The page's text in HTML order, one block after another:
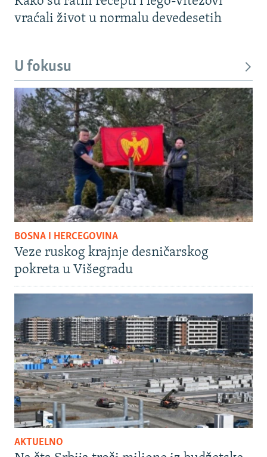
vraćali život u normalu devedesetih
U fokusu
BOSNA I HERCEGOVINA
Veze ruskog krajnje desničarskog
pokreta u Višegradu
AKTUELNO